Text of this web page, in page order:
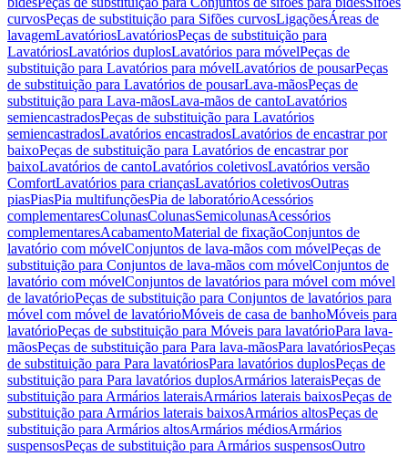
curvosPeças de substituição para Sifões curvosLigaçõesÁreas de
lavagemLavatóriosLavatóriosPeças de substituição para
LavatóriosLavatórios duplosLavatórios para móvelPeças de
substituição para Lavatórios para móvelLavatórios de pousarPeças
de substituição para Lavatórios de pousarLava-mãosPeças de
substituição para Lava-mãosLava-mãos de cantoLavatórios
semiencastradosPeças de substituição para Lavatórios
semiencastradosLavatórios encastradosLavatórios de encastrar por
baixoPeças de substituição para Lavatórios de encastrar por
baixoLavatórios de cantoLavatórios coletivosLavatórios versão
ComfortLavatórios para criançasLavatórios coletivosOutras
piasPiasPia multifunçõesPia de laboratórioAcessórios
complementaresColunasColunasSemicolunasAcessórios
complementaresAcabamentoMaterial de fixaçãoConjuntos de
lavatório com móvelConjuntos de lava-mãos com móvelPeças de
substituição para Conjuntos de lava-mãos com móvelConjuntos de
lavatório com móvelConjuntos de lavatórios para móvel com móvel
de lavatórioPeças de substituição para Conjuntos de lavatórios para
móvel com móvel de lavatórioMóveis de casa de banhoMóveis para
lavatórioPeças de substituição para Móveis para lavatórioPara lava-
mãosPeças de substituição para Para lava-mãosPara lavatóriosPeças
de substituição para Para lavatóriosPara lavatórios duplosPeças de
substituição para Para lavatórios duplosArmários lateraisPeças de
substituição para Armários lateraisArmários laterais baixosPeças de
substituição para Armários laterais baixosArmários altosPeças de
substituição para Armários altosArmários médiosArmários
suspensosPeças de substituição para Armários suspensosOutro